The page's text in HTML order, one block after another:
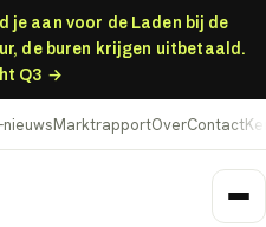
je aan voor de Laden bij de
de buren krijgen uitbetaald.
Q3 →
nieuwsMarktrapportOverContact